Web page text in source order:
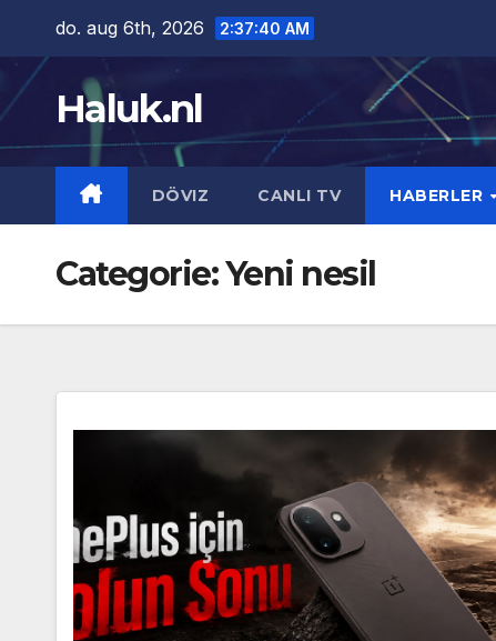
inhoud
do. aug 6th, 2026 2:37:41 AM
Haluk.nl
DÖVIZ CANLI TV HABERLER
Categorie:Yeni nesil